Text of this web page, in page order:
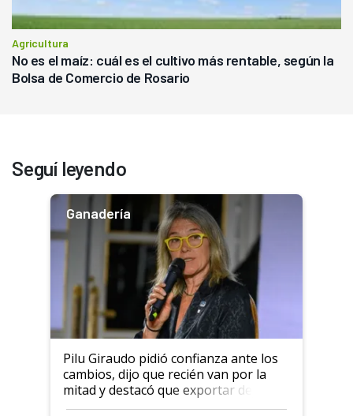
Agricultura
No es el maíz: cuál es el cultivo más rentable, según la
Bolsa de Comercio de Rosario
Seguí leyendo
Ganadería
Pilu Giraudo pidió confianza ante los
cambios, dijo que recién van por la
mitad y destacó que exportar dejó de
ser "para unos pocos": "Tenemos un